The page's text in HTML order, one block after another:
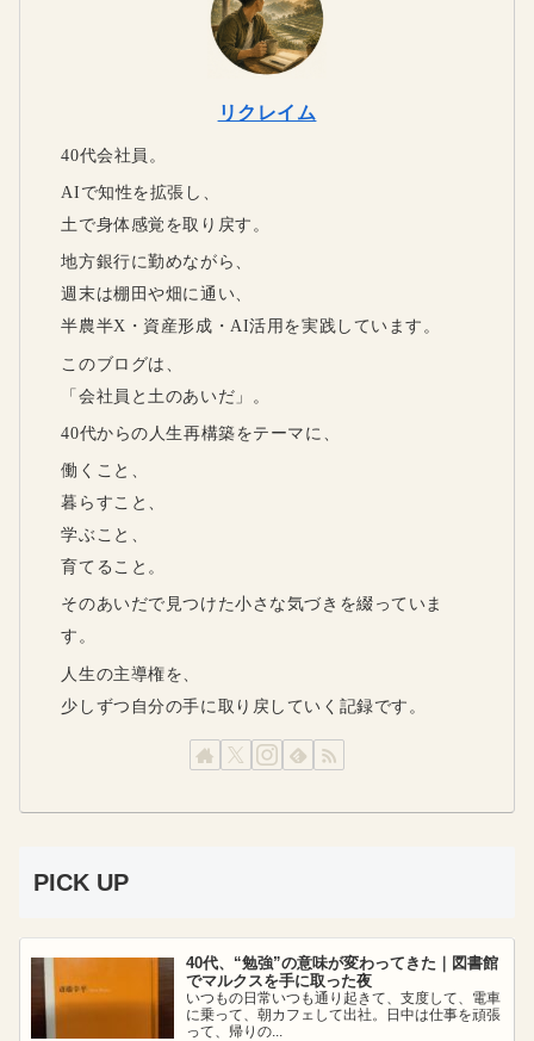
リクレイム
40代会社員。
AIで知性を拡張し、
土で身体感覚を取り戻す。
地方銀行に勤めながら、
週末は棚田や畑に通い、
半農半X・資産形成・AI活用を実践しています。
このブログは、
「会社員と土のあいだ」。
40代からの人生再構築をテーマに、
働くこと、
暮らすこと、
学ぶこと、
育てること。
そのあいだで見つけた小さな気づきを綴っていま
す。
人生の主導権を、
少しずつ自分の手に取り戻していく記録です。
PICK UP
40代、“勉強”の意味が変わってきた｜図書館
でマルクスを手に取った夜
いつもの日常いつも通り起きて、支度して、電車
に乗って、朝カフェして出社。日中は仕事を頑張
って、帰りの...